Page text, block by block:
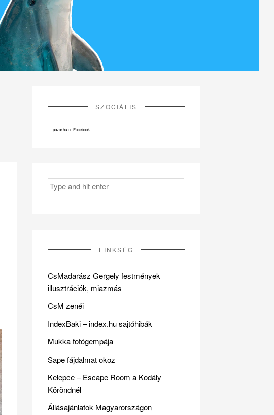
SZOCIÁLIS
pozor.huon Facebook
Search
for:
LINKSÉG
CsMadarász Gergely festmények
illusztrációk, miazmás
CsM zenéi
IndexBaki – index.hu sajtóhibák
Mukka fotógempája
Sape fájdalmat okoz
Kelepce – Escape Room a Kodály
Köröndnél
Állásajánlatok Magyarországon